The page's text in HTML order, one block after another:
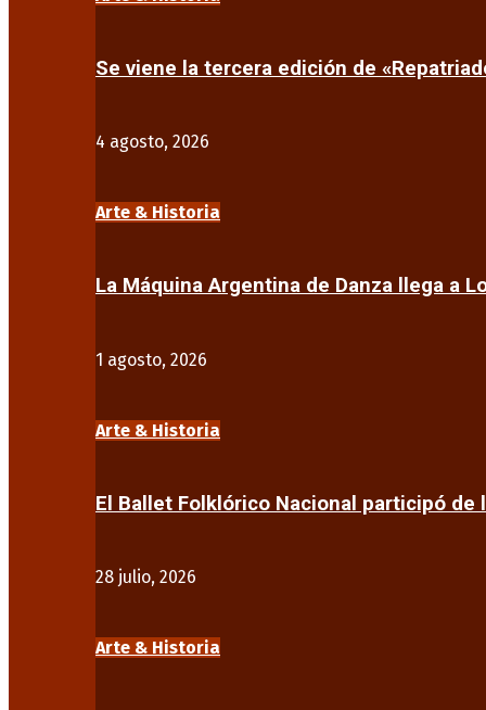
Se viene la tercera edición de
4 agosto, 2026
Arte & Historia
La Máquina Argentina de Danza llega a
1 agosto, 2026
Arte & Historia
El Ballet Folklórico Nacional participó de
28 julio, 2026
Arte & Historia